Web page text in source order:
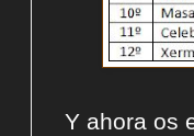
Y ahora os